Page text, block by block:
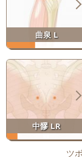
曲泉 L
中髎 LR
ツ